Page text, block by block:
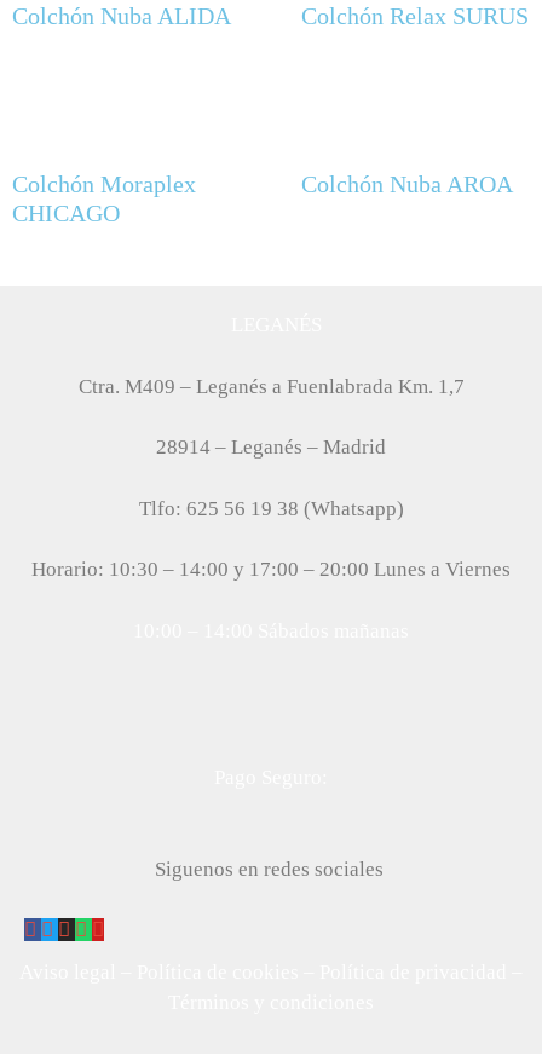
Colchón Nuba ALIDA Colchón Relax SURUS
Colchón Moraplex
CHICAGO
Colchón Nuba AROA
Ctra. M409 – Leganés a Fuenlabrada Km. 1,7
28914 – Leganés – Madrid
Tlfo: 625 56 19 38 (Whatsapp)
Horario: 10:30 – 14:00 y 17:00 – 20:00 Lunes a Viernes
Siguenos en redes sociales